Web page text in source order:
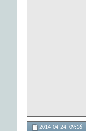
2014-04-24, 09:16